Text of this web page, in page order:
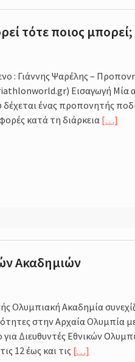
τότε ποιος μπορεί;
: Γιάννης Ψαρέλης –
Εισαγωγή Μία
δέχεται ένας προπονητής
κατά τη διάρκεια […]
Ακαδημιών
Ολυμπιακή Ακαδημία
στην Αρχαία Ολυμπία
Διευθυντές Εθνικών
12 έως και τις […]